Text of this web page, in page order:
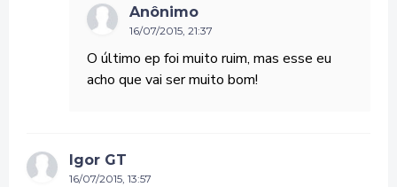
Anônimo
16/07/2015, 21:37
O último ep foi muito ruim, mas esse eu
acho que vai ser muito bom!
Igor GT
16/07/2015, 13:57